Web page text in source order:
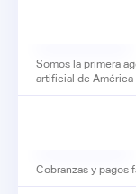
Somos la primera
artificial de América
Cobranzas y pagos